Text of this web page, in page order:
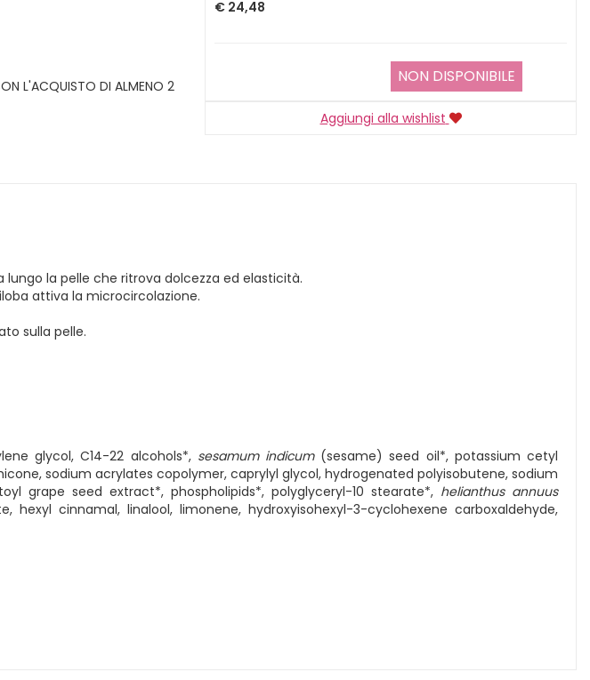
L'ACQUISTO DI ALMENO 2
€ 24,48
NON DISPONIBILE
Aggiungi alla wishlist
la pelle che ritrova dolcezza ed elasticità.
attiva la microcircolazione.
sulla pelle.
glycol, C14-22 alcohols*, sesamum indicum(sesame) seed oil*, potassium cetyl
sodium acrylates copolymer, caprylyl glycol, hydrogenated polyisobutene, sodium
grape seed extract*, phospholipids*, polyglyceryl-10 stearate*, helianthus annuus
cinnamal, linalool, limonene, hydroxyisohexyl-3-cyclohexene carboxaldehyde,